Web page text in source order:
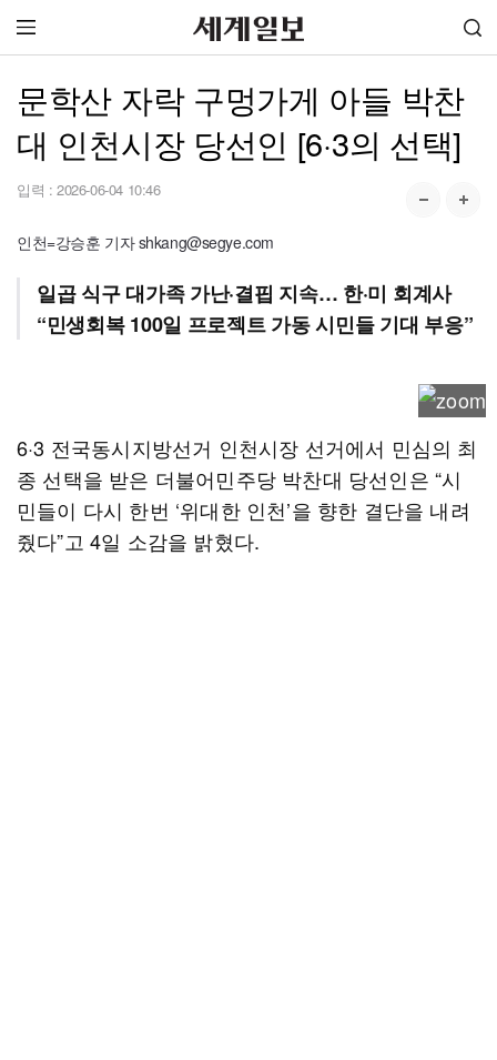
문학산 자락 구멍가게 아들 박찬
대 인천시장 당선인 [6·3의 선택]
입력 : 2026-06-04 10:46
인천=강승훈 기자 shkang@segye.com
일곱 식구 대가족 가난·결핍 지속… 한·미 회계사
“민생회복 100일 프로젝트 가동 시민들 기대 부응”
6·3 전국동시지방선거 인천시장 선거에서 민심의 최
종 선택을 받은 더불어민주당 박찬대 당선인은 “시
민들이 다시 한번 ‘위대한 인천’을 향한 결단을 내려
줬다”고 4일 소감을 밝혔다.